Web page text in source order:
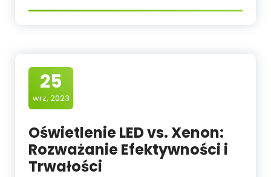
25
wrz, 2023
Oświetlenie LED vs. Xenon:
Rozważanie Efektywności i
Trwałości